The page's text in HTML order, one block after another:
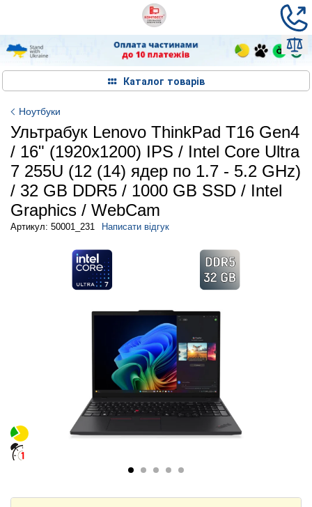
Каталог товарів
Ноутбуки
Ультрабук Lenovo ThinkPad T16 Gen4
/ 16" (1920x1200) IPS / Intel Core Ultra
7 255U (12 (14) ядер по 1.7 - 5.2 GHz)
/ 32 GB DDR5 / 1000 GB SSD / Intel
Graphics / WebCam
Артикул: 50001_231 Написати відгук